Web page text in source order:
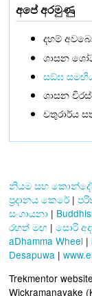
අපේ අරමුණු
දහම්
ශාසන
සඞ්‌ඝ
ශාසන
චතුරාර්ය
නියම සහ
ප්‍රදානය කෙරේ |
සංගායනා |
රහත් මඟ | සොරි
aDhamma Wheel |
Desapuwa |
Trekmentor
Wickramanayake